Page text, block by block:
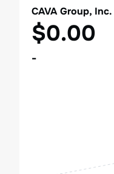
CAVA Group, Inc.
$0.00
-